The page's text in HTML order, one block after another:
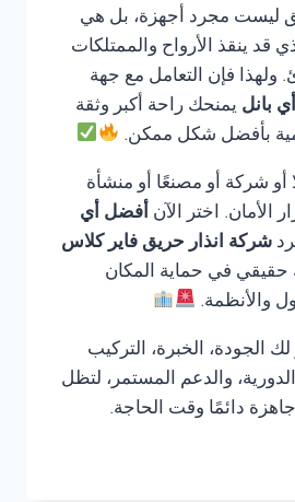
ليست مجرد أجهزة، بل هي
قد ينقذ الأرواح والممتلكات
فإن التعامل مع جهة
بانل يمنحك راحة أكبر وثقة
بأفضل شكل ممكن.
أو شركة أو مصنعًا أو منشأة
الأمان. اختر الآن أفضل أي
شركة انذار حريق فاير كلاس
في حماية المكان
والأنظمة.
الجودة، الخبرة، التركيب
الدورية، والدعم المستمر، لتظل
دائمًا وقت الحاجة.